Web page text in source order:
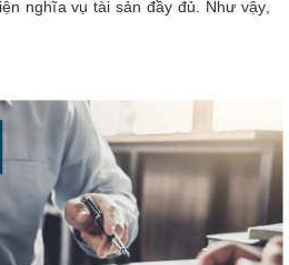
nghĩa vụ tài sản đầy đủ. Như vậy,